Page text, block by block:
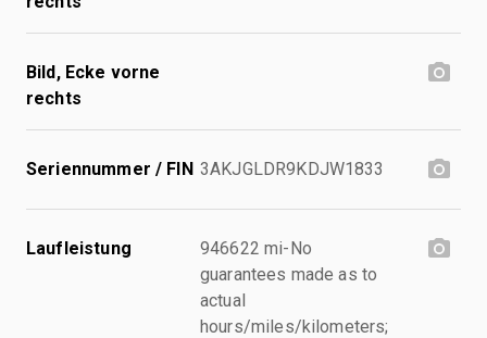
Bild, Ecke vorne
rechts
Seriennummer / FIN 3AKJGLDR9KDJW1833
Laufleistung
946622 mi-No
guarantees made as to
actual
hours/miles/kilometers;